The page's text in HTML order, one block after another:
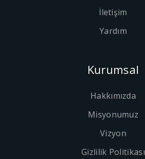
İletişim
Yardım
Kurumsal
Hakkımızda
Misyonumuz
Vizyon
Gizlilik Politikası